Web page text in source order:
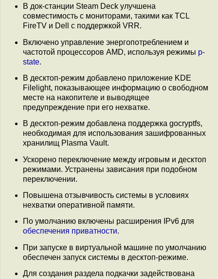
В док-станции Steam Deck улучшена
совместимость с мониторами, такими как TCL
FireTV и Dell с поддержкой VRR.
Включено управление энергопотреблением и
частотой процессоров AMD, используя режимы p-
state.
В десктоп-режим добавлено приложение KDE
Filelight, показывающее информацию о свободном
месте на накопителе и выводящее
предупреждение при его нехватке.
В десктоп-режим добавлена поддержка gocryptfs,
необходимая для использования зашифрованных
хранилищ Plasma Vault.
Ускорено переключение между игровым и десктоп
режимами. Устранены зависания при подобном
переключении.
Повышена отзывчивость системы в условиях
нехватки оперативной памяти.
По умолчанию включены расширения IPv6 для
обеспечения приватности.
При запуске в виртуальной машине по умолчанию
обеспечен запуск системы в десктоп-режиме.
Для создания раздела подкачки задействована